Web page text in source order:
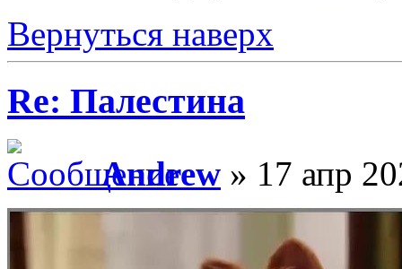
Вернуться наверх
Re: Палестина
Andrew » 17 апр